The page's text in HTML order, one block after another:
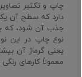
چاپ و تکثیر
دارد که سطح آن
جذب آن شود، که
نوع چاپ در این
یعنی گرماژ آن
معمولاً کارهای رنگی